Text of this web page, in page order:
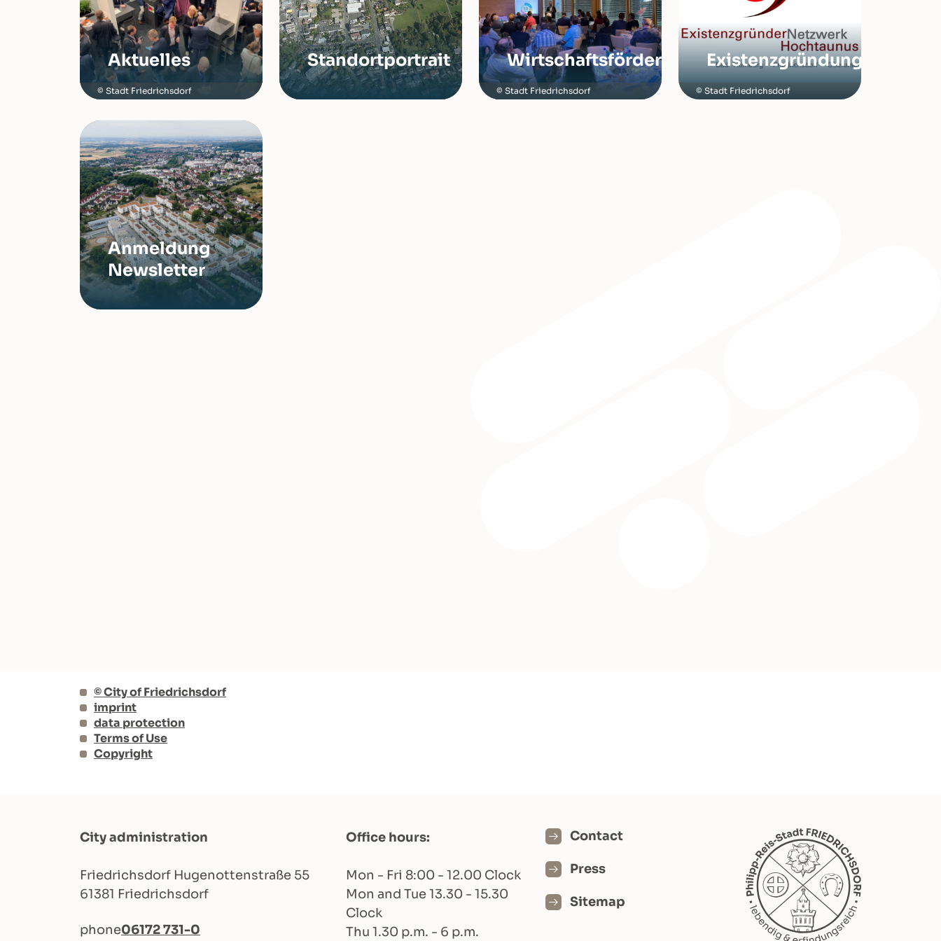
Aktuelles
Stadt Friedrichsdorf
Standortportrait Wirtschaftsförderung
Stadt Friedrichsdorf
Existenzgründung
Stadt Friedrichsdorf
Anmeldung
Newsletter
© City of Friedrichsdorf
imprint
data protection
Terms of Use
Copyright
City administration
Friedrichsdorf Hugenottenstraße 55
61381 Friedrichsdorf
phone06172 731-0
Office hours:
Mon - Fri 8:00 - 12.00 Clock
Mon and Tue 13.30 - 15.30
Clock
Thu 1.30 p.m. - 6 p.m.
Contact
Press
Sitemap